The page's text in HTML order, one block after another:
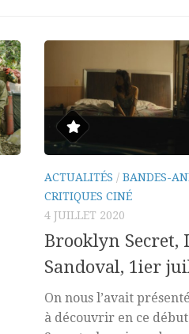
ACTUALITÉS / BANDES-
CRITIQUES CINÉ
4 JUILLET 2020
Brooklyn Secret,
Sandoval, 1ier
On nous l’avait
à découvrir en ce